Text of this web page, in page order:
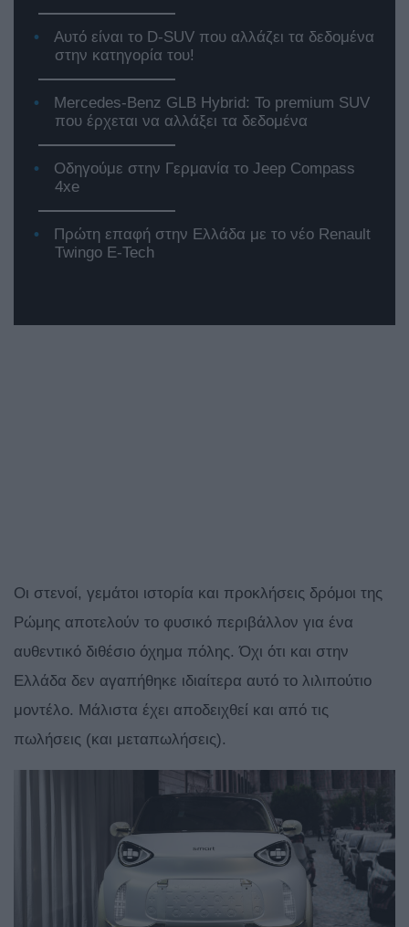
Αυτό είναι το D-SUV που αλλάζει τα δεδομένα
στην κατηγορία του!
Mercedes-Benz GLB Hybrid: Το premium SUV
που έρχεται να αλλάξει τα δεδομένα
Οδηγούμε στην Γερμανία το Jeep Compass
4xe
Πρώτη επαφή στην Ελλάδα με το νέο Renault
Twingo E-Tech
Οι στενοί, γεμάτοι ιστορία και προκλήσεις δρόμοι της
Ρώμης αποτελούν το φυσικό περιβάλλον για ένα
αυθεντικό διθέσιο όχημα πόλης. Όχι ότι και στην
Ελλάδα δεν αγαπήθηκε ιδιαίτερα αυτό το λιλιπούτιο
μοντέλο. Μάλιστα έχει αποδειχθεί και από τις
πωλήσεις (και μεταπωλήσεις).